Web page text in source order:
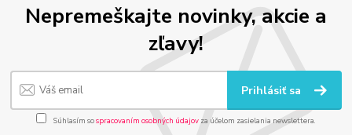
Nepremeškajte novinky, akcie a
zľavy!
Prihlásiť sa
Súhlasím sospracovaním osobných údajov za účelom zasielania newslettera.